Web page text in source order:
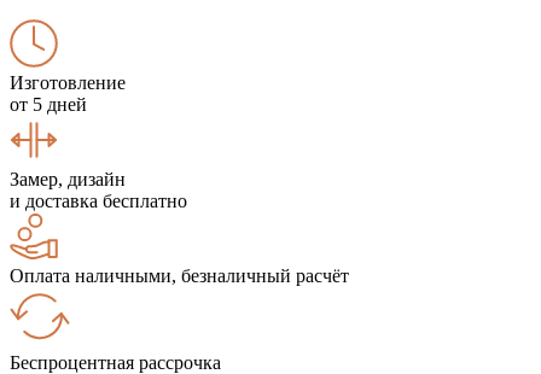
Изготовление
от 5 дней
Замер, дизайн
и доставка бесплатно
Оплата наличными, безналичный расчёт
Беспроцентная рассрочка